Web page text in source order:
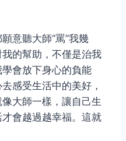
意聽大師“罵”我幾
的幫助，不僅是治我
會放下身心的負能
感受生活中的美好，
大師一樣，讓自己生
會越過越幸福。這就